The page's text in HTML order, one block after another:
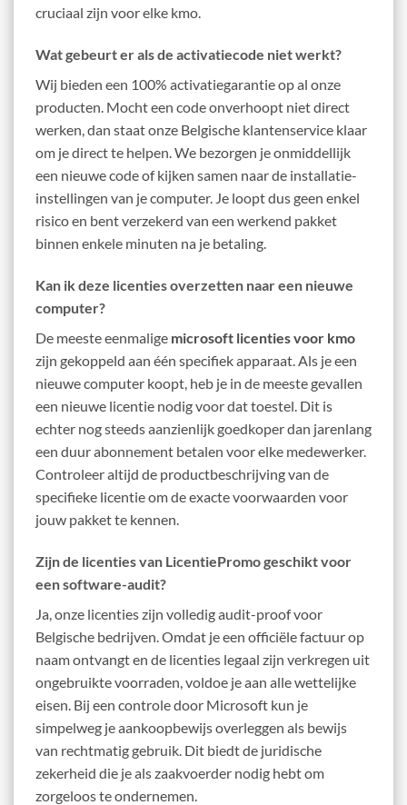
cruciaal zijn voor elke kmo.
Wat gebeurt er als de activatiecode niet werkt?
Wij bieden een 100% activatiegarantie op al onze
producten. Mocht een code onverhoopt niet direct
werken, dan staat onze Belgische klantenservice klaar
om je direct te helpen. We bezorgen je onmiddellijk
een nieuwe code of kijken samen naar de installatie-
instellingen van je computer. Je loopt dus geen enkel
risico en bent verzekerd van een werkend pakket
binnen enkele minuten na je betaling.
Kan ik deze licenties overzetten naar een nieuwe
computer?
De meeste eenmalige microsoft licenties voor kmo
zijn gekoppeld aan één specifiek apparaat. Als je een
nieuwe computer koopt, heb je in de meeste gevallen
een nieuwe licentie nodig voor dat toestel. Dit is
echter nog steeds aanzienlijk goedkoper dan jarenlang
een duur abonnement betalen voor elke medewerker.
Controleer altijd de productbeschrijving van de
specifieke licentie om de exacte voorwaarden voor
jouw pakket te kennen.
Zijn de licenties van LicentiePromo geschikt voor
een software-audit?
Ja, onze licenties zijn volledig audit-proof voor
Belgische bedrijven. Omdat je een officiële factuur op
naam ontvangt en de licenties legaal zijn verkregen uit
ongebruikte voorraden, voldoe je aan alle wettelijke
eisen. Bij een controle door Microsoft kun je
simpelweg je aankoopbewijs overleggen als bewijs
van rechtmatig gebruik. Dit biedt de juridische
zekerheid die je als zaakvoerder nodig hebt om
zorgeloos te ondernemen.